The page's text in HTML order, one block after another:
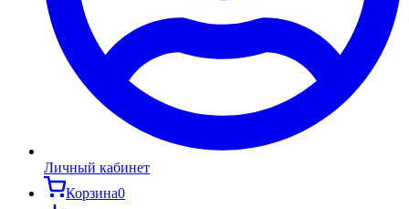
Личный кабинет
Корзина0